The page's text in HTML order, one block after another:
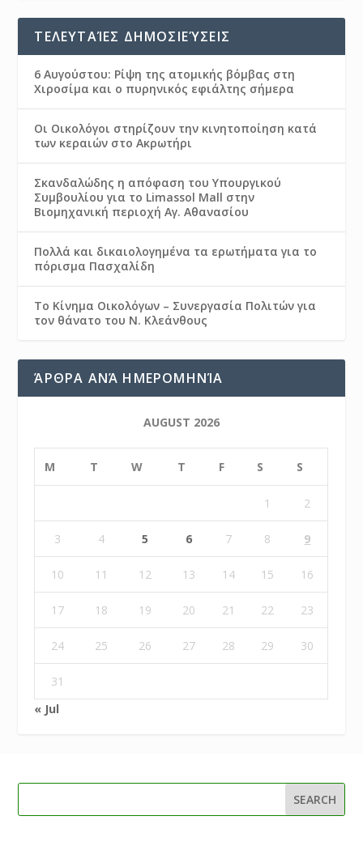
ΤΕΛΕΥΤΑΊΕΣ ΔΗΜΟΣΙΕΎΣΕΙΣ
6 Αυγούστου: Ρίψη της ατομικής βόμβας στη
Χιροσίμα και ο πυρηνικός εφιάλτης σήμερα
Οι Οικολόγοι στηρίζουν την κινητοποίηση κατά
των κεραιών στο Ακρωτήρι
Σκανδαλώδης η απόφαση του Υπουργικού
Συμβουλίου για το Limassol Mall στην
Βιομηχανική περιοχή Αγ. Αθανασίου
Πολλά και δικαιολογημένα τα ερωτήματα για το
πόρισμα Πασχαλίδη
Το Κίνημα Οικολόγων – Συνεργασία Πολιτών για
τον θάνατο του Ν. Κλεάνθους
ΆΡΘΡΑ ΑΝΆ ΗΜΕΡΟΜΗΝΊΑ
AUGUST 2026
M T W T F S S
1 2
3 4 5 6 7 8 9
10 11 12 13 14 15 16
17 18 19 20 21 22 23
24 25 26 27 28 29 30
31
« Jul